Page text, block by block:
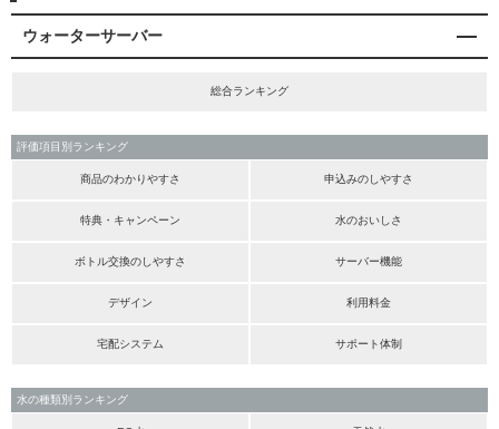
ウォーターサーバー
総合ランキング
評価項目別ランキング
商品のわかりやすさ 申込みのしやすさ
特典・キャンペーン 水のおいしさ
ボトル交換のしやすさ サーバー機能
デザイン 利用料金
宅配システム サポート体制
水の種類別ランキング